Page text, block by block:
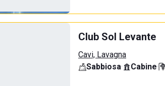
Club Sol Levante
Cavi, Lavagna
Sabbiosa· Cabine·